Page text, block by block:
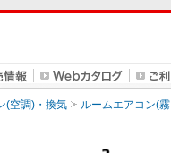
(空調)・換気 ルームエアコン(